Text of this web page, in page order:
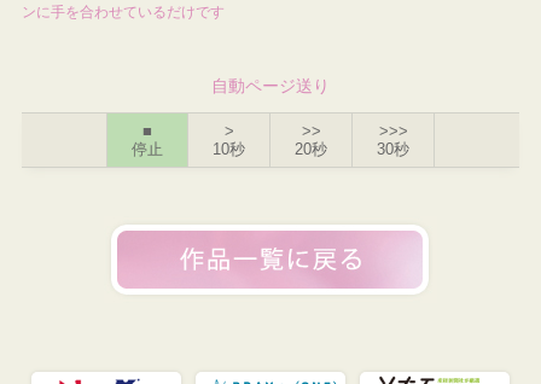
ンに手を合わせているだけです
自動ページ送り
■
停止
>
10秒
>>
20秒
>>>
30秒